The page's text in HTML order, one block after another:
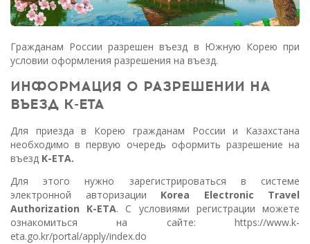
Гражданам России разрешен въезд в Южную Корею при
условии оформления разрешения на въезд.
ИНФОРМАЦИЯ О РАЗРЕШЕНИИ НА
ВЪЕЗД K-ETA
Для приезда в Корею гражданам России и Казахстана
необходимо в первую очередь оформить разрешение на
въезд K-ETA.
Для этого нужно зарегистрироваться в системе
электронной авторизации Korea Electronic Travel
Authorization K-ETA. С условиями регистрации можете
ознакомиться на сайте: https://www.k-
eta.go.kr/portal/apply/index.do